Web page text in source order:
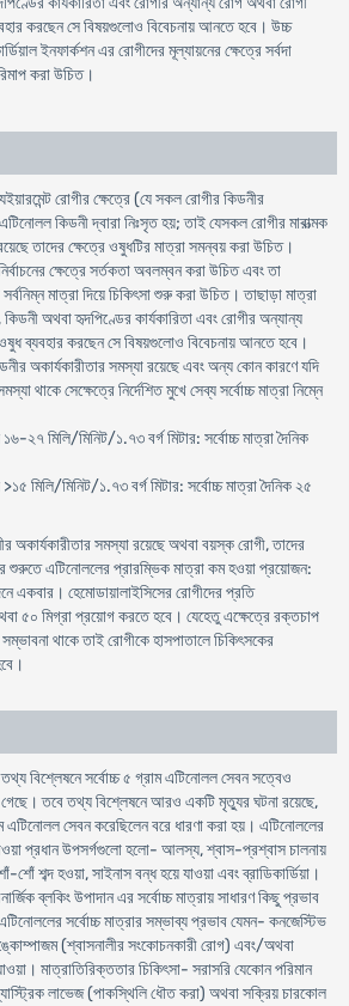
করছেন সে বিষয়গুলােও বিবেচনায় আনতে হবে। উচ্চ
ইনফার্কশন এর রােগীদের মূল্যায়নের ক্ষেত্রে সর্বদা
করা উচিত।
রােগীর ক্ষেত্রে (যে সকল রােগীর কিডনীর
কিডনী দ্বারা নিঃসৃত হয়; তাই যেসকল রােগীর মারাত্মক
তাদের ক্ষেত্রে ওষুধটির মাত্রা সমন্বয় করা উচিত।
ক্ষেত্রে সর্তকতা অবলম্বন করা উচিত এবং তা
মাত্রা দিয়ে চিকিৎসা শুরু করা উচিত। তাছাড়া মাত্রা
কিডনী অথবা হৃদপিণ্ডের কার্যকারিতা এবং রােগীর অন্যান্য
ব্যবহার করছেন সে বিষয়গুলােও বিবেচনায় আনতে হবে।
অকার্যকারীতার সমস্যা রয়েছে এবং অন্য কোন কারণে যদি
থাকে সেক্ষেত্রে নির্দেশিত মুখে সেব্য সর্বোচ্চ মাত্রা নিম্নে
১৬-২৭ মিলি/মিনিট/১.৭৩ বর্গ মিটার: সর্বোচ্চ মাত্রা দৈনিক
>১৫ মিলি/মিনিট/১.৭৩ বর্গ মিটার: সর্বোচ্চ মাত্রা দৈনিক ২৫
অকার্যকারীতার সমস্যা রয়েছে অথবা বয়স্ক রােগী, তাদের
শুরুতে এটিনোললের প্রারম্ভিক মাত্রা কম হওয়া প্রয়ােজন:
একবার। হেমােডায়ালাইসিসের রােগীদের প্রতি
৫০ মিগ্রা প্রয়ােগ করতে হবে। যেহেতু এক্ষেত্রে রক্তচাপ
থাকে তাই রােগীকে হাসপাতালে চিকিৎসকের
বিশ্লেষনে সর্বোচ্চ ৫ গ্রাম এটিনোলল সেবন সত্বেও
গেছে। তবে তথ্য বিশ্লেষনে আরও একটি মৃত্যুর ঘটনা রয়েছে,
এটিনোলল সেবন করেছিলেন বরে ধারণা করা হয়। এটিনোললের
প্রধান উপসর্গগুলাে হলাে- আলস্য, শ্বাস-প্রশ্বাস চালনায়
শব্দ হওয়া, সাইনাস বন্ধ হয়ে যাওয়া এবং ব্রাডিকার্ডিয়া।
ব্লকিং উপাদান এর সর্বোচ্চ মাত্রায় সাধারণ কিছু প্রভাব
সর্বোচ্চ মাত্রার সম্ভাব্য প্রভাব যেমন- কনজেস্টিভ
(শ্বাসনালীর সংকোচনকারী রােগ) এবং/অথবা
মাত্রাতিরিক্ততার চিকিৎসা- সরাসরি যেকোন পরিমান
লাভেজ (পাকস্থিলি ধৌত করা) অথবা সক্রিয় চারকোল